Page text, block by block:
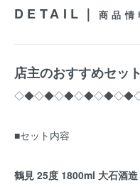
DETAIL｜ 商品情
店主のおすすめセッ
■セット内容
鶴見 25度 1800ml 大石酒造